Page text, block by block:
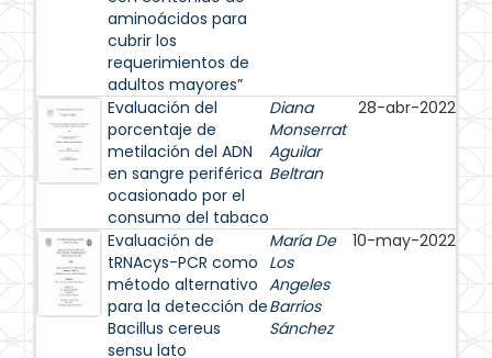
aminoácidos para
cubrir los
requerimientos de
adultos mayores”
Evaluación del
porcentaje de
metilación del ADN
en sangre periférica
ocasionado por el
consumo del tabaco
Diana
Monserrat
Aguilar
Beltran
28-abr-2022
Evaluación de
tRNAcys-PCR como
método alternativo
para la detección de
Bacillus cereus
sensu lato
María De
Los
Angeles
Barrios
Sánchez
10-may-2022